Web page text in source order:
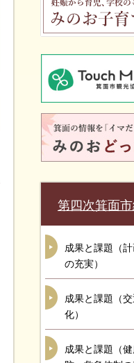
第四次箕面
成果と課題（
の充実）
成果と課題（
化）
成果と課題（